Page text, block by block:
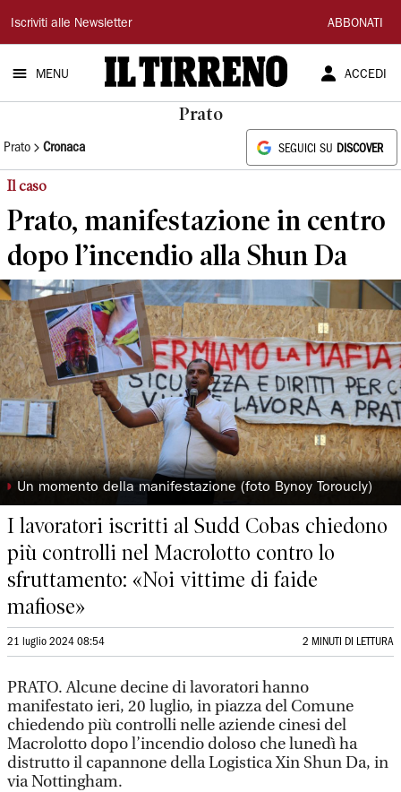
Il
Tirreno
Iscriviti alle Newsletter ABBONATI
MENU ACCEDI
Prato
Prato Cronaca SEGUICI SU DISCOVER
Il caso
Prato, manifestazione in centro
dopo l’incendio alla Shun Da
◗ Un momento della manifestazione (foto Bynoy Toroucly)
I lavoratori iscritti al Sudd Cobas chiedono
più controlli nel Macrolotto contro lo
sfruttamento: «Noi vittime di faide
mafiose»
21 luglio 2024 08:54 2 MINUTI DI LETTURA
PRATO. Alcune decine di lavoratori hanno
manifestato ieri, 20 luglio, in piazza del Comune
chiedendo più controlli nelle aziende cinesi del
Macrolotto dopo l’incendio doloso che lunedì ha
distrutto il capannone della Logistica Xin Shun Da, in
via Nottingham.